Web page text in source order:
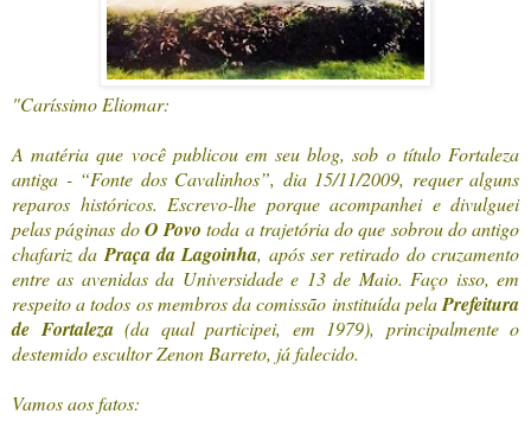
"Caríssimo Eliomar:
A matéria que você publicou em seu blog, sob o título Fortaleza
antiga - “Fonte dos Cavalinhos”, dia 15/11/2009, requer alguns
reparos históricos. Escrevo-lhe porque acompanhei e divulguei
pelas páginas doO Povo toda a trajetória do que sobrou do antigo
chafariz da Praça da Lagoinha, após ser retirado do cruzamento
entre as avenidas da Universidade e 13 de Maio. Faço isso, em
respeito a todos os membros da comissão instituída pelaPrefeitura
de Fortaleza(da qual participei, em 1979), principalmente o
destemido escultor Zenon Barreto, já falecido.
Vamos aos fatos: